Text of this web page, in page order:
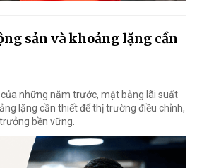
sản và khoảng lặng cần
những năm trước, mặt bằng lãi suất
lặng cần thiết để thị trường điều chỉnh,
bền vững.